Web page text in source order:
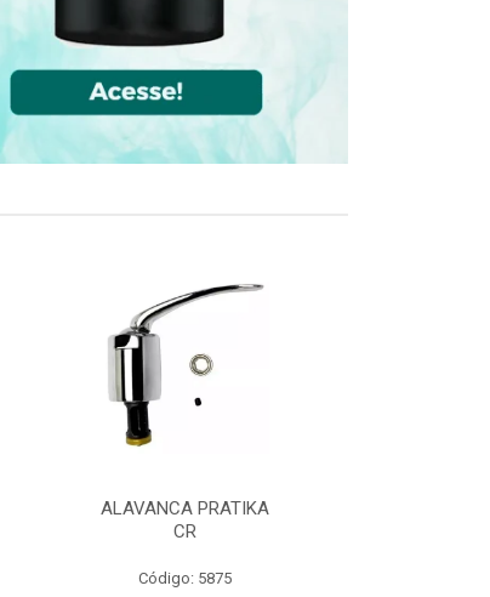
ALAVANCA PRATIKA
CR
Código: 5875